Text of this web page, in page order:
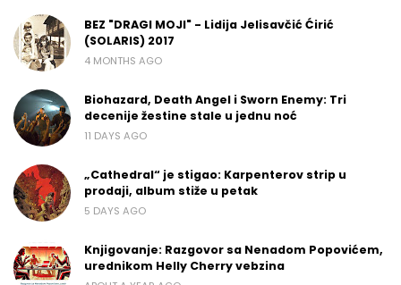
BEZ "DRAGI MOJI" - Lidija Jelisavčić Ćirić
(SOLARIS) 2017
4 MONTHS AGO
Biohazard, Death Angel i Sworn Enemy: Tri
decenije žestine stale u jednu noć
11 DAYS AGO
„Cathedral“ je stigao: Karpenterov strip u
prodaji, album stiže u petak
5 DAYS AGO
Knjigovanje: Razgovor sa Nenadom Popovićem,
urednikom Helly Cherry vebzina